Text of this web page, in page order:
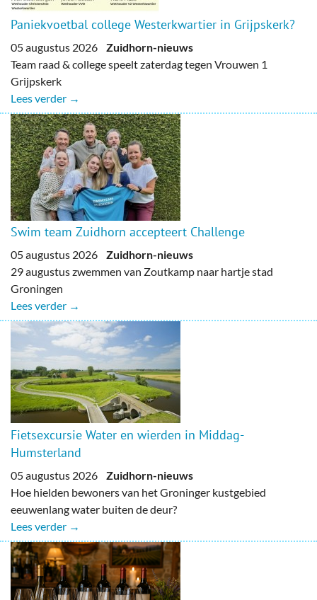
Paniekvoetbal college Westerkwartier in Grijpskerk?
05 augustus 2026 Zuidhorn-nieuws
Team raad & college speelt zaterdag tegen Vrouwen 1
Grijpskerk
Lees verder →
Swim team Zuidhorn accepteert Challenge
05 augustus 2026 Zuidhorn-nieuws
29 augustus zwemmen van Zoutkamp naar hartje stad
Groningen
Lees verder →
Fietsexcursie Water en wierden in Middag-
Humsterland
05 augustus 2026 Zuidhorn-nieuws
Hoe hielden bewoners van het Groninger kustgebied
eeuwenlang water buiten de deur?
Lees verder →